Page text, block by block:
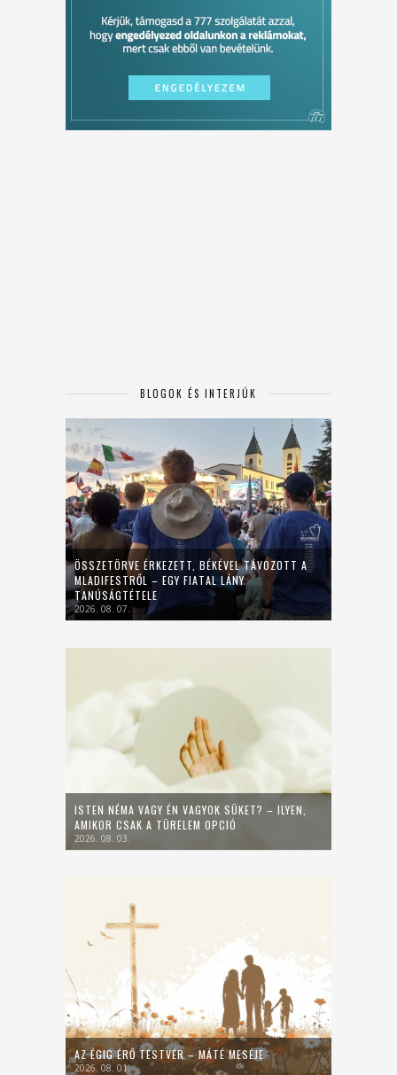
BLOGOK ÉS INTERJÚK
ÖSSZETÖRVE ÉRKEZETT, BÉKÉVEL TÁVOZOTT A
MLADIFESTRŐL – EGY FIATAL LÁNY
TANÚSÁGTÉTELE
2026. 08. 07.
ISTEN NÉMA VAGY ÉN VAGYOK SÜKET? – ILYEN,
AMIKOR CSAK A TÜRELEM OPCIÓ
2026. 08. 03.
AZ ÉGIG ÉRŐ TESTVÉR – MÁTÉ MESÉJE
2026. 08. 01.